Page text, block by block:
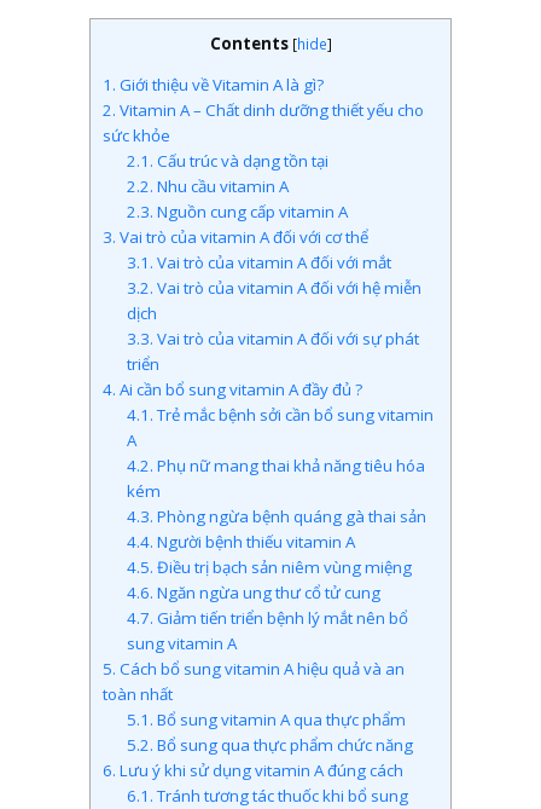
Contents [hide]
1. Giới thiệu về Vitamin A là gì?
2. Vitamin A – Chất dinh dưỡng thiết yếu cho
sức khỏe
2.1. Cấu trúc và dạng tồn tại
2.2. Nhu cầu vitamin A
2.3. Nguồn cung cấp vitamin A
3. Vai trò của vitamin A đối với cơ thể
3.1. Vai trò của vitamin A đối với mắt
3.2. Vai trò của vitamin A đối với hệ miễn
dịch
3.3. Vai trò của vitamin A đối với sự phát
triển
4. Ai cần bổ sung vitamin A đầy đủ ?
4.1.Trẻ mắc bệnh sởi cần bổ sung vitamin
A
4.2. Phụ nữ mang thai khả năng tiêu hóa
kém
4.3. Phòng ngừa bệnh quáng gà thai sản
4.4. Người bệnh thiếu vitamin A
4.5. Điều trị bạch sản niêm vùng miệng
4.6. Ngăn ngừa ung thư cổ tử cung
4.7. Giảm tiến triển bệnh lý mắt nên bổ
sung vitamin A
5. Cách bổ sung vitamin A hiệu quả và an
toàn nhất
5.1. Bổ sung vitamin A qua thực phẩm
5.2. Bổ sung qua thực phẩm chức năng
6. Lưu ý khi sử dụng vitamin A đúng cách
6.1.Tránh tương tác thuốc khi bổ sung